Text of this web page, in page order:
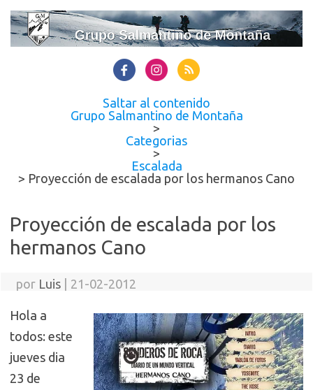
Saltar al contenido
Grupo Salmantino de Montaña
>
Categorias
>
Escalada
> Proyección de escalada por los hermanos Cano
Proyección de escalada por los
hermanos Cano
por Luis 21-02-2012
Hola a
todos: este
jueves dia
23 de